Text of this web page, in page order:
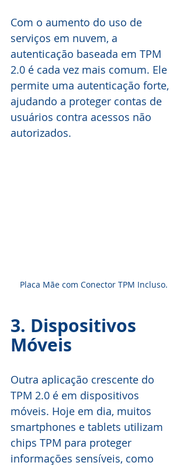
Com o aumento do uso de
serviços em nuvem, a
autenticação baseada em TPM
2.0 é cada vez mais comum. Ele
permite uma autenticação forte,
ajudando a proteger contas de
usuários contra acessos não
autorizados.
Placa Mãe com Conector TPM Incluso.
3. Dispositivos
Móveis
Outra aplicação crescente do
TPM 2.0 é em dispositivos
móveis. Hoje em dia, muitos
smartphones e tablets utilizam
chips TPM para proteger
informações sensíveis, como